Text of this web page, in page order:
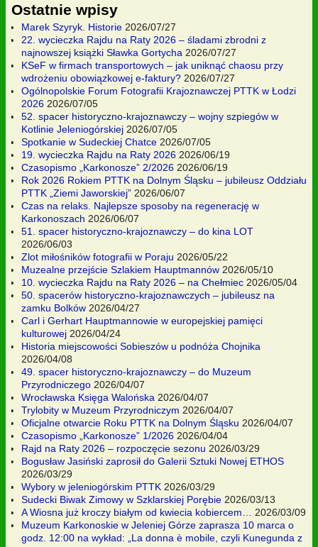
Ostatnie wpisy
Marek Szyryk. Historie 2026/07/27
22. wycieczka Rajdu na Raty 2026 – śladami zbrodni z
najnowszej książki Sławka Gortycha 2026/07/27
KSeF w firmach transportowych – jak uniknąć chaosu przy
wdrożeniu obowiązkowej e-faktury? 2026/07/27
Ogólnopolskie Forum Fotografii Krajoznawczej PTTK w Łodzi
2026 2026/07/05
52. spacer historyczno-krajoznawczy – wojny szpiegów w
Kotlinie Jeleniogórskiej 2026/07/05
Spotkanie w Sudeckiej Chatce 2026/07/05
19. wycieczka Rajdu na Raty 2026 2026/06/19
Czasopismo „Karkonosze” 2/2026 2026/06/19
Rok 2026 Rokiem PTTK na Dolnym Śląsku – jubileusz Oddziału
PTTK „Ziemi Jaworskiej” 2026/06/07
Czas na relaks. Najlepsze sposoby na regenerację w
Karkonoszach 2026/06/07
51. spacer historyczno-krajoznawczy – do kina LOT
2026/06/03
Zlot miłośników fotografii w Poraju 2026/05/22
Muzealne przejście Szlakiem Hauptmannów 2026/05/10
10. wycieczka Rajdu na Raty 2026 – na Chełmiec 2026/05/04
50. spacerów historyczno-krajoznawczych – jubileusz na
zamku Bolków 2026/04/27
Carl i Gerhart Hauptmannowie w europejskiej pamięci
kulturowej 2026/04/24
Historia miejscowości Sobieszów u podnóża Chojnika
2026/04/08
49. spacer historyczno-krajoznawczy – do Muzeum
Przyrodniczego 2026/04/07
Wrocławska Księga Walońska 2026/04/07
Trylobity w Muzeum Przyrodniczym 2026/04/07
Oficjalne otwarcie Roku PTTK na Dolnym Śląsku 2026/04/07
Czasopismo „Karkonosze” 1/2026 2026/04/04
Rajd na Raty 2026 – rozpoczęcie sezonu 2026/03/29
Bogusław Jasiński zaprosił do Galerii Sztuki Nowej ETHOS
2026/03/29
Wybory w jeleniogórskim PTTK 2026/03/29
Sudecki Biwak Zimowy w Szklarskiej Porębie 2026/03/13
A Wiosna już kroczy białym od kwiecia kobiercem…
2026/03/09
Muzeum Karkonoskie w Jeleniej Górze zaprasza 10 marca o
godz. 12:00 na wykład: „La donna è mobile, czyli Kunegunda z